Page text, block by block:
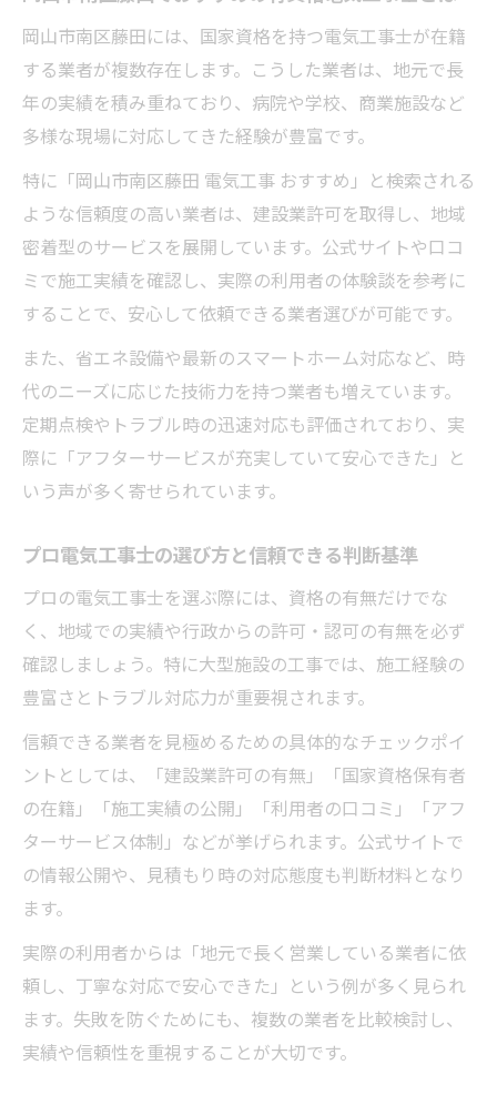
岡山市南区藤田には、国家資格を持つ電気工事士が在籍
する業者が複数存在します。こうした業者は、地元で長
年の実績を積み重ねており、病院や学校、商業施設など
多様な現場に対応してきた経験が豊富です。
特に「岡山市南区藤田 電気工事 おすすめ」と検索される
ような信頼度の高い業者は、建設業許可を取得し、地域
密着型のサービスを展開しています。公式サイトや口コ
ミで施工実績を確認し、実際の利用者の体験談を参考に
することで、安心して依頼できる業者選びが可能です。
また、省エネ設備や最新のスマートホーム対応など、時
代のニーズに応じた技術力を持つ業者も増えています。
定期点検やトラブル時の迅速対応も評価されており、実
際に「アフターサービスが充実していて安心できた」と
いう声が多く寄せられています。
プロ電気工事士の選び方と信頼できる判断基準
プロの電気工事士を選ぶ際には、資格の有無だけでな
く、地域での実績や行政からの許可・認可の有無を必ず
確認しましょう。特に大型施設の工事では、施工経験の
豊富さとトラブル対応力が重要視されます。
信頼できる業者を見極めるための具体的なチェックポイ
ントとしては、「建設業許可の有無」「国家資格保有者
の在籍」「施工実績の公開」「利用者の口コミ」「アフ
ターサービス体制」などが挙げられます。公式サイトで
の情報公開や、見積もり時の対応態度も判断材料となり
ます。
実際の利用者からは「地元で長く営業している業者に依
頼し、丁寧な対応で安心できた」という例が多く見られ
ます。失敗を防ぐためにも、複数の業者を比較検討し、
実績や信頼性を重視することが大切です。